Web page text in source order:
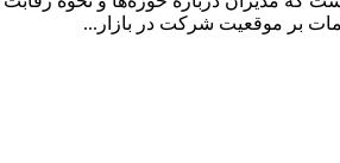
بر موقعیت شرکت در بازار...